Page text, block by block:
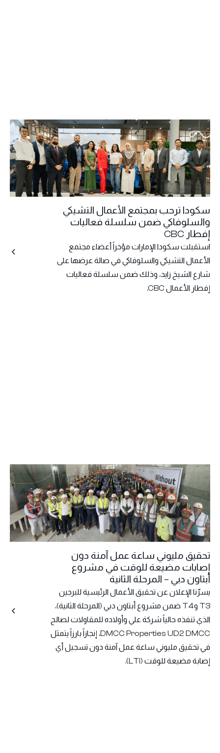
سكودا ترحب بمجتمع الأعمال التشيكي
والسلوفاكي ضمن سلسلة فعاليات
إفطار CBC
استقبلت سكودا الإمارات مؤخراً أعضاء مجتمع
الأعمال التشيكي والسلوفاكي في صالة عرضها على
شارع الشيخ زايد، وذلك ضمن سلسلة فعاليات
إفطار الأعمال CBC.
تحقيق مليوني ساعة عمل آمنة دون
إصابات مضيعة للوقت في مشروع
أبتاون دبي – المرحلة الثانية
يسرّنا الإعلان عن تحقيق الأعمال الرئيسية للبرجين
T3 وT4 ضمن مشروع أبتاون دبي (المرحلة الثانية)،
الذي تنفذه حالياً شركة علي وأولاده للمقاولات لصالح
DMCC Properties UD2 DMCC، إنجازاً بارزاً يتمثل
في تحقيق مليوني ساعة عمل آمنة دون تسجيل أي
إصابة مضيعة للوقت (LTI).